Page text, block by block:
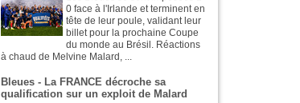
0 face à l'Irlande et terminent en
tête de leur poule, validant leur
billet pour la prochaine Coupe
du monde au Brésil. Réactions
à chaud de Melvine Malard, ...
Bleues - La FRANCE décroche sa
qualification sur un exploit de Malard